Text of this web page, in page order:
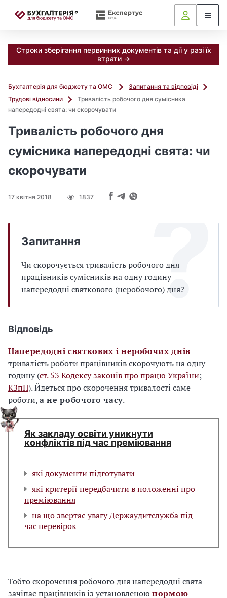
Строки зберігання первинних документів та дії у разі їх
втрати →
Бухгалтерія для бюджету та ОМС
Запитання та відповіді
Трудові відносини
Тривалість робочого дня сумісника
напередодні свята: чи скорочувати
Тривалість робочого дня
сумісника напередодні свята: чи
скорочувати
17 квітня 2018 1837
Запитання
Чи скорочується тривалість робочого дня
працівників сумісників на одну годину
напередодні святкового (неробочого) дня?
Відповідь
Напередодні святкових і неробочих днів
тривалість роботи працівників скорочують на одну
годину (ст. 53 Кодексу законів про працю України;
КЗпП). Йдеться про скорочення тривалості саме
роботи,а не робочого часу.
Як закладу освіти уникнути
конфліктів під час преміювання
які документи підготувати
які критерії передбачити в положенні про
преміювання
на що звертає увагу Держаудитслужба під
час перевірок
Тобто скорочення робочого дня напередодні свята
зачіпає працівників із установленою нормою